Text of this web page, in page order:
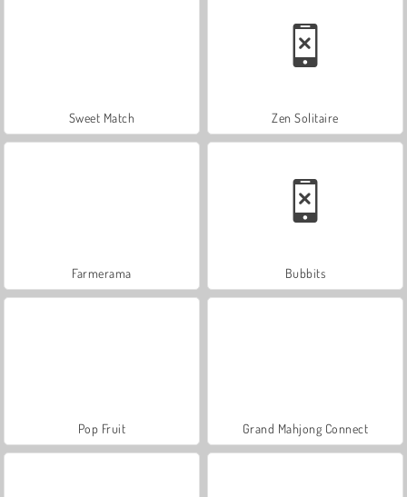
Sweet Match Zen Solitaire
Farmerama Bubbits
Pop Fruit Grand Mahjong Connect